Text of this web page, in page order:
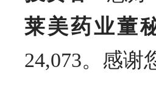
莱美药业董
24,073。感谢